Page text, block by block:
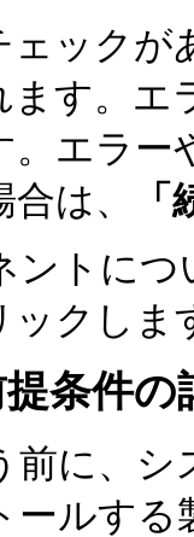
ェック
ます。エ
。エラ
は、
ントに
ックしま
条件の
前に、
ールす